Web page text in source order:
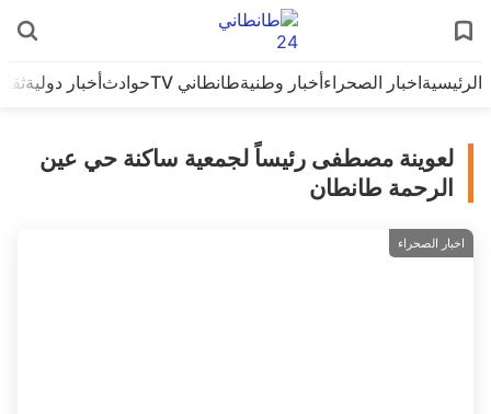
الرئيسيةاخبار الصحراءأخبار وطنيةطانطاني TV حوادثأخبار دولية
لعوينة مصطفى رئيساً لجمعية ساكنة حي عين
الرحمة طانطان
اخبار الصحراء